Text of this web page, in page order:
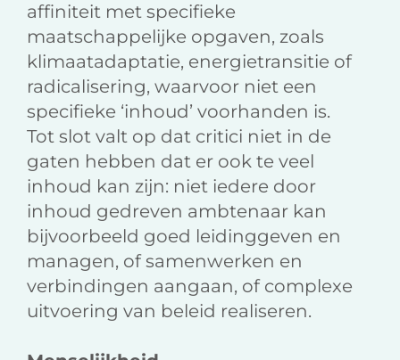
affiniteit met specifieke
maatschappelijke opgaven, zoals
klimaatadaptatie, energietransitie of
radicalisering, waarvoor niet een
specifieke ‘inhoud’ voorhanden is.
Tot slot valt op dat critici niet in de
gaten hebben dat er ook te veel
inhoud kan zijn: niet iedere door
inhoud gedreven ambtenaar kan
bijvoorbeeld goed leidinggeven en
managen, of samenwerken en
verbindingen aangaan, of complexe
uitvoering van beleid realiseren.